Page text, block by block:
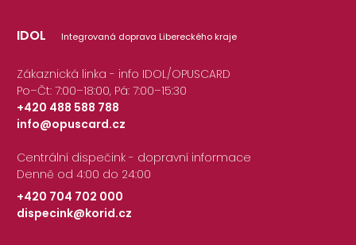
IDOL Integrovaná doprava Libereckého kraje
Zákaznická linka - info IDOL/OPUSCARD
Po–Čt: 7:00–18:00, Pá: 7:00–15:30
+420 488 588 788
|
info@opuscard.cz
Centrální dispečink - dopravní informace
Denně od 4:00 do 24:00
+420 704 702 000
|
dispecink@korid.cz